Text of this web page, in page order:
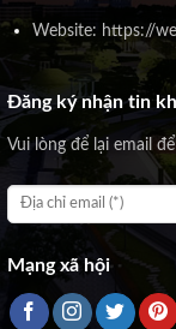
Website: https://
Đăng ký nhận tin
Vui lòng để lại email
Mạng xã hội